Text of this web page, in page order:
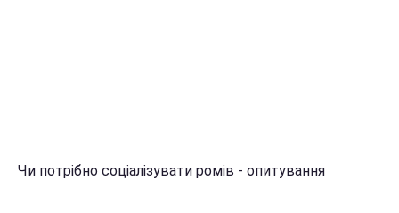
Чи потрібно соціалізувати ромів - опитування